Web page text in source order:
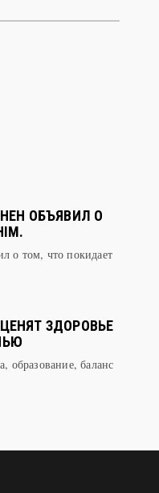
ОБЪЯВИЛ О
о том, что покидает
ЗДОРОВЬЕ
образование, баланс